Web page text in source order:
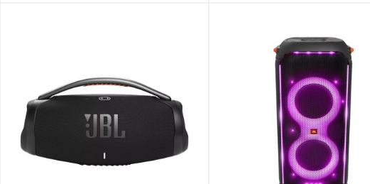
ویژه محدود